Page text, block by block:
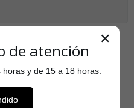
✕
de atención
y de 15 a 18 horas.